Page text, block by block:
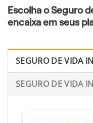
Escolha o Seguro
encaixa em seus
SEGURO DE VIDA
SEGURO DE VIDA